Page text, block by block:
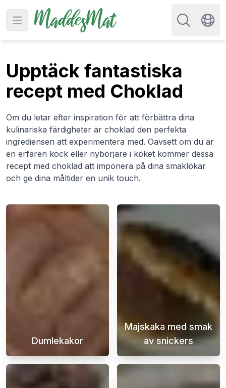
Open main menu
Sök efter
Upptäck fantastiska
recept med Choklad
Om du letar efter inspiration för att förbättra dina
kulinariska färdigheter är choklad den perfekta
ingrediensen att experimentera med. Oavsett om du är
en erfaren kock eller nybörjare i köket kommer dessa
recept med choklad att imponera på dina smaklökar
och ge dina måltider en unik touch.
Dumlekakor
Njut av den ultimata godbiten med våra
Majskaka med smak
av snickers
Majskaka